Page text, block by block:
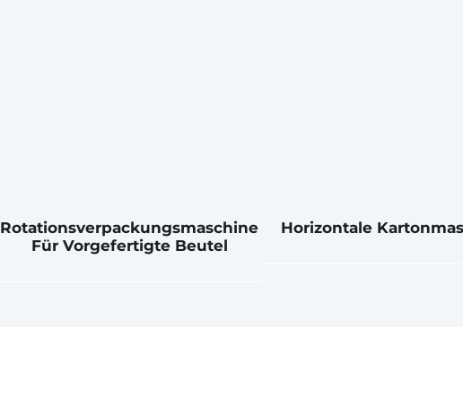
Rotationsverpackungsmaschine
Für Vorgefertigte Beutel
Horizontale